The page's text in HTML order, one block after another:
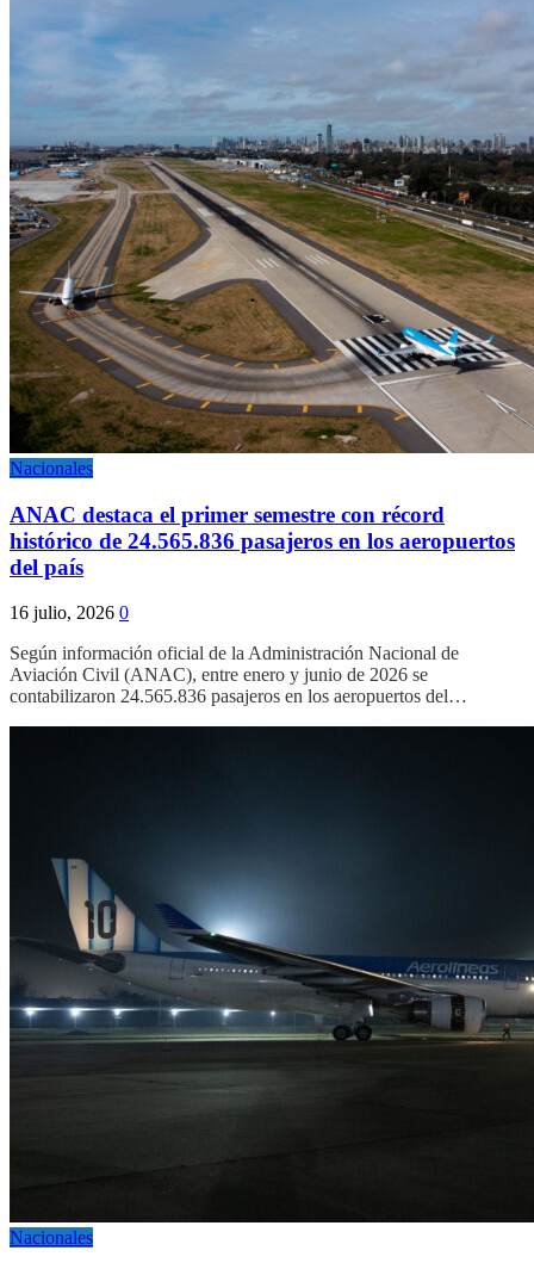
Nacionales
ANAC destaca el primer semestre con récord
histórico de 24.565.836 pasajeros en los aeropuertos
del país
16 julio, 2026 0
Según información oficial de la Administración Nacional de
Aviación Civil (ANAC), entre enero y junio de 2026 se
contabilizaron 24.565.836 pasajeros en los aeropuertos del…
Nacionales